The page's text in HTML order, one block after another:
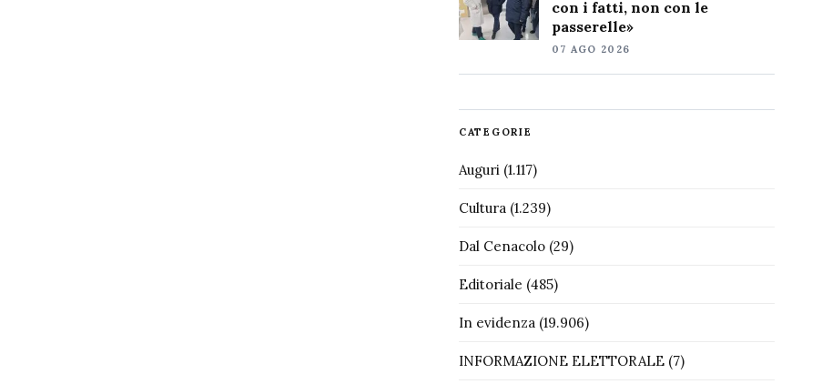
con i fatti, non con le
passerelle»
07 AGO 2026
CATEGORIE
Auguri(1.117)
Cultura(1.239)
Dal Cenacolo(29)
Editoriale (485)
In evidenza(19.906)
INFORMAZIONE ELETTORALE(7)